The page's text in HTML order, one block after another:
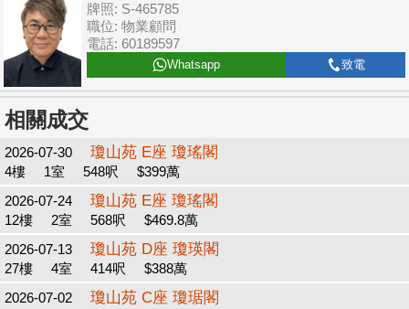
牌照: S-465785
職位: 物業顧問
電話: 60189597
Whatsapp 致電
相關成交
2026-07-30 瓊山苑 E座 瓊瑤閣
4樓 1室 548呎
$399萬
2026-07-24
瓊山苑 E座 瓊瑤閣
12樓 2室 568呎
$469.8萬
2026-07-13
瓊山苑 D座 瓊瑛閣
27樓 4室 414呎
$388萬
2026-07-02
瓊山苑 C座 瓊琚閣